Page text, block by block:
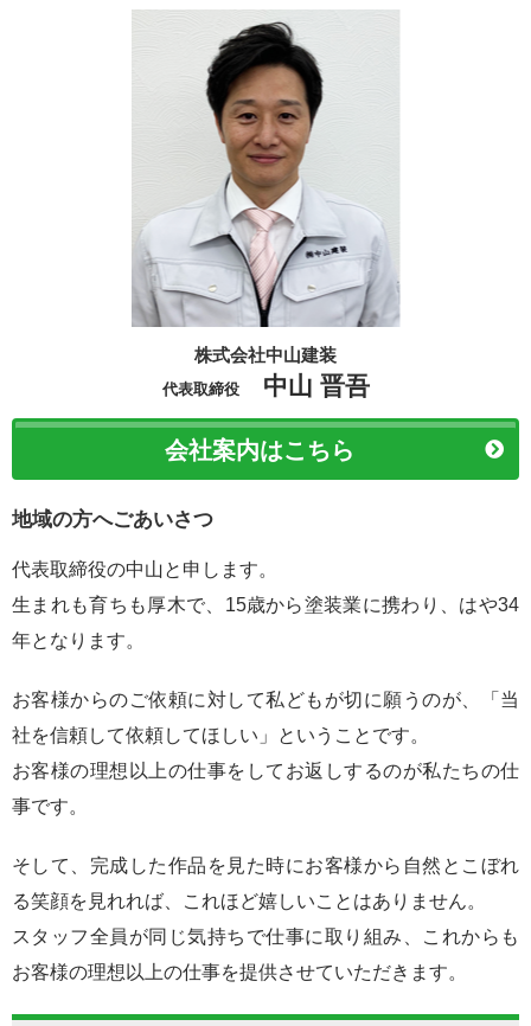
株式会社中山建装
代表取締役 中山 晋吾
会社案内はこちら
地域の方へごあいさつ
代表取締役の中山と申します。
生まれも育ちも厚木で、15歳から塗装業に携わり、はや34
年となります。
お客様からのご依頼に対して私どもが切に願うのが、「当
社を信頼して依頼してほしい」ということです。
お客様の理想以上の仕事をしてお返しするのが私たちの仕
事です。
そして、完成した作品を見た時にお客様から自然とこぼれ
る笑顔を見れれば、これほど嬉しいことはありません。
スタッフ全員が同じ気持ちで仕事に取り組み、これからも
お客様の理想以上の仕事を提供させていただきます。